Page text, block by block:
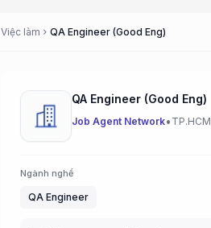
Việc làm chevron_right QA Engineer (Good Eng)
QA Engineer (Good Eng)
Job Agent Network• TP.HCM
Ngành nghề
QA Engineer